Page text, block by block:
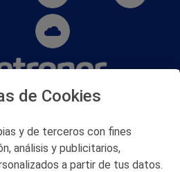
5-Edificio Muñatones,
Petronor S.A.
de Cookies
y de terceros con fines
análisis y publicitarios,
a partir de tus datos.